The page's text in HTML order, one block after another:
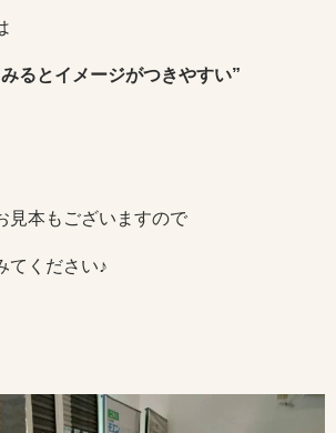
るとイメージがつきやすい”
見本もございますので
てください♪